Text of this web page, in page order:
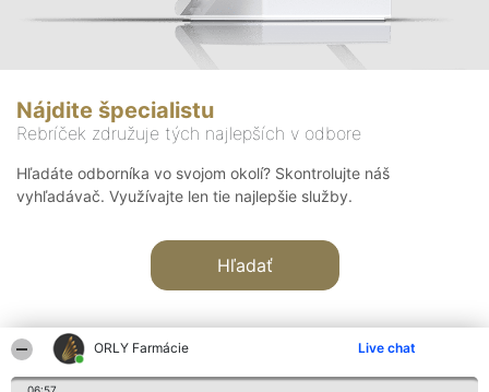
ORLY Farmácie Live chat
Nájdite špecialistu
Rebríček združuje tých najlepších v odbore
Hľadáte odborníka vo svojom okolí? Skontrolujte náš
vyhľadávač. Využívajte len tie najlepšie služby.
Hľadať